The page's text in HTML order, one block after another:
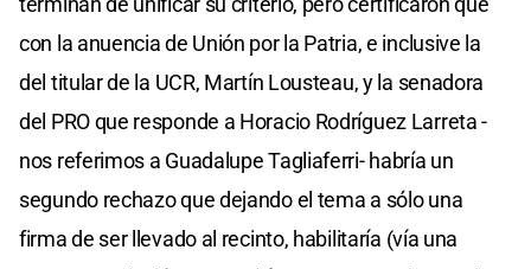
con la anuencia de Unión por la Patria, e inclusive la
del titular de la UCR, Martín Lousteau, y la senadora
del PRO que responde a Horacio Rodríguez Larreta -
nos referimos a Guadalupe Tagliaferri- habría un
segundo rechazo que dejando el tema a sólo una
firma de ser llevado al recinto, habilitaría (vía una